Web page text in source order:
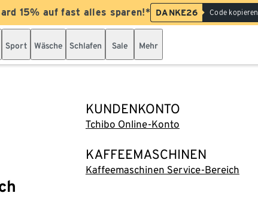
15% auf fast alles sparen!* DANKE26 Code kopieren
Sport Wäsche Schlafen Sale Mehr
KUNDENKONTO
Tchibo Online-Konto
KAFFEEMASCHINEN
Kaffeemaschinen Service-Bereich